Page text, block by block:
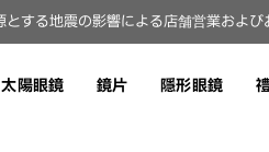
とする地震の影響による店舗営業およ
太陽眼鏡 鏡片 隱形眼鏡